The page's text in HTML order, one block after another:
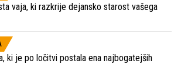
vaja, ki razkrije dejansko starost vašega
ki je po ločitvi postala ena najbogatejših